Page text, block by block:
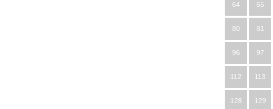
64 65
80 81
96 97
112 113
128 129